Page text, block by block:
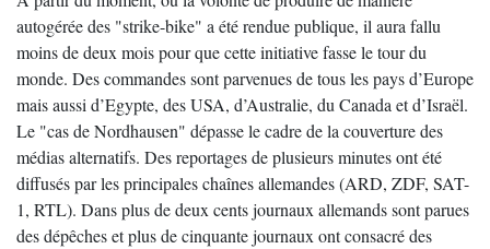
autogérée des "strike-bike" a été rendue publique, il aura fallu
moins de deux mois pour que cette initiative fasse le tour du
monde. Des commandes sont parvenues de tous les pays d’Europe
mais aussi d’Egypte, des USA, d’Australie, du Canada et d’Israël.
Le "cas de Nordhausen" dépasse le cadre de la couverture des
médias alternatifs. Des reportages de plusieurs minutes ont été
diffusés par les principales chaînes allemandes (ARD, ZDF, SAT-
1, RTL). Dans plus de deux cents journaux allemands sont parues
des dépêches et plus de cinquante journaux ont consacré des